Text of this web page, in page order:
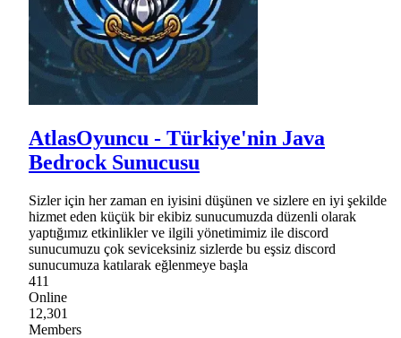
AtlasOyuncu - Türkiye'nin Java
Bedrock Sunucusu
Sizler için her zaman en iyisini düşünen ve sizlere en iyi şekilde
hizmet eden küçük bir ekibiz sunucumuzda düzenli olarak
yaptığımız etkinlikler ve ilgili yönetimimiz ile discord
sunucumuzu çok seviceksiniz sizlerde bu eşsiz discord
sunucumuza katılarak eğlenmeye başla
411
Online
12,301
Members